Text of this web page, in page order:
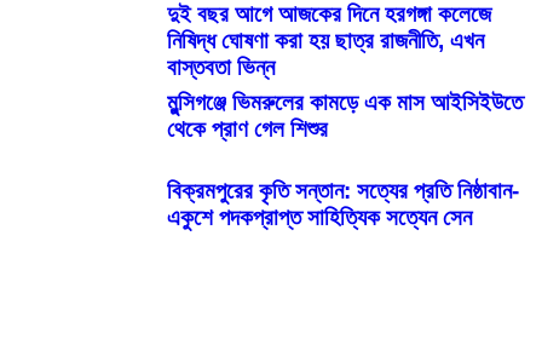
দুই বছর আগে আজকের দিনে হরগঙ্গা কলেজে
নিষিদ্ধ ঘোষণা করা হয় ছাত্র রাজনীতি, এখন
বাস্তবতা ভিন্ন
মুন্সিগঞ্জে ভিমরুলের কামড়ে এক মাস আইসিইউতে
থেকে প্রাণ গেল শিশুর
বিক্রমপুরের কৃতি সন্তান: সত্যের প্রতি নিষ্ঠাবান-
একুশে পদকপ্রাপ্ত সাহিত্যিক সত্যেন সেন